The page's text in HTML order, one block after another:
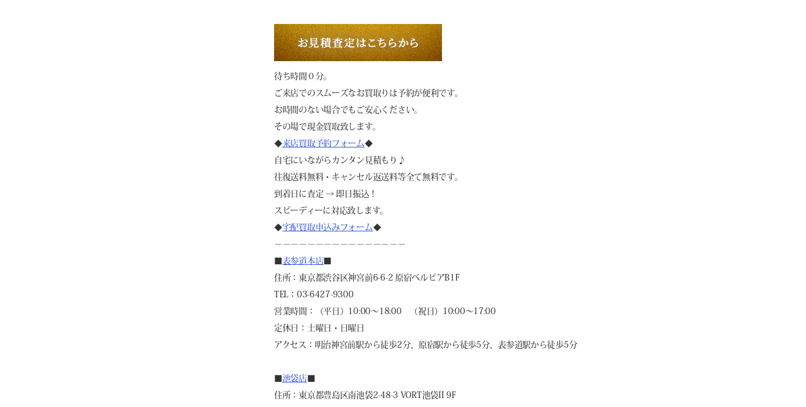
待ち時間０分。
ご来店でのスムーズなお買取りは予約が便利です。
お時間のない場合でもご安心ください。
その場で現金買取致します。
◆来店買取予約フォーム◆
自宅にいながらカンタン見積もり♪
往復送料無料・キャンセル返送料等全て無料です。
到着日に査定 → 即日振込！
スピーディーに対応致します。
◆宅配買取申込みフォーム◆
－－－－－－－－－－－－－－－－
■表参道本店■
住所：東京都渋谷区神宮前6-6-2 原宿ベルピアB1F
TEL：03-6427-9300
営業時間：（平日）10:00～18:00 （祝日）10:00～17:00
定休日：土曜日・日曜日
アクセス：明治神宮前駅から徒歩2分、原宿駅から徒歩5分、表参道駅から徒歩5分
■池袋店■
住所：東京都豊島区南池袋2-48-3 VORT池袋II 9F